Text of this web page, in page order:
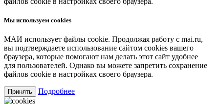
Мы используем cookies
МАИ использует файлы cookie. Продолжая работу с mai.ru,
вы подтверждаете использование сайтом cookies вашего
браузера, которые помогают нам делать этот сайт удобнее
для пользователей. Однако вы можете запретить сохранение
файлов cookie в настройках своего браузера.
Принять Подробнее